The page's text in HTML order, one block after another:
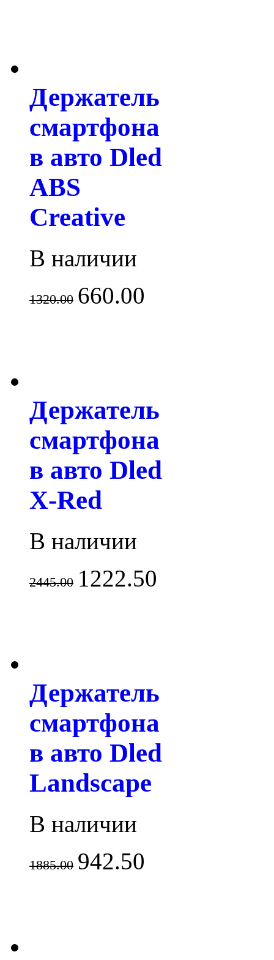
Держатель
смартфона
в авто Dled
ABS
Creative
В наличии
1320.00 660.00
Держатель
смартфона
в авто Dled
X-Red
В наличии
2445.00 1222.50
Держатель
смартфона
в авто Dled
Landscape
В наличии
1885.00 942.50